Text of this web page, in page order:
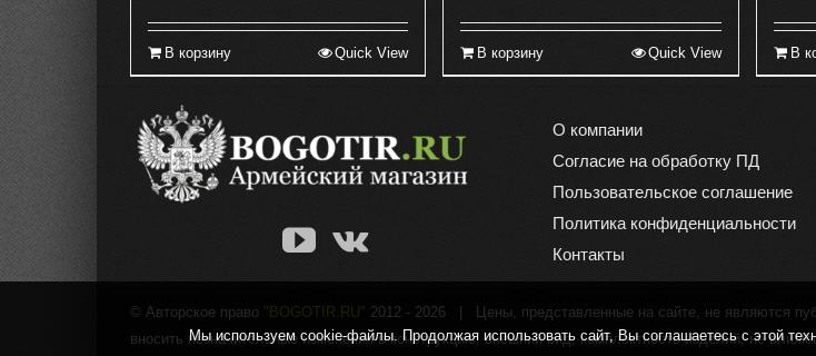
В корзину Quick View В корзину Quick View В
О компании
Согласие на обработку ПД
Пользовательское соглашение
Политика конфиденциальности
Контакты
© Авторское право "BOGOTIR.RU" 2012 - 2026 | Цены, представленные на сайте, не являются
вносить незначительные изменения в конструкцию, внешний вид, комплектность изделий, не
Мы используем cookie-файлы. Продолжая использовать сайт, Вы соглашаетесь с этой